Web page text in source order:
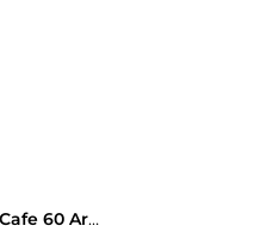
Le Nez Du Cafe 60 Aromes (espagnol)